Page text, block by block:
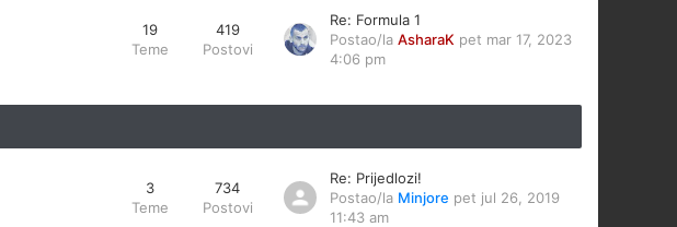
19
Teme
419
Postovi
Re: Formula 1
Postao/la AsharaK pet mar 17, 2023
4:06 pm
3
Teme
734
Postovi
Re: Prijedlozi!
Postao/la Minjore pet jul 26, 2019
11:43 am